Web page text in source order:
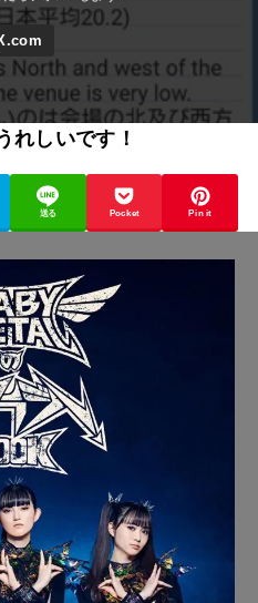
れしいです！
送る Pocket Pin it